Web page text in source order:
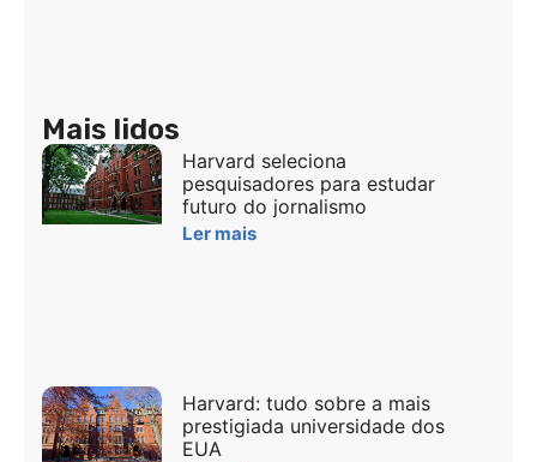
Mais lidos
Harvard seleciona
pesquisadores para estudar
futuro do jornalismo
Ler mais
Harvard: tudo sobre a mais
prestigiada universidade dos
EUA